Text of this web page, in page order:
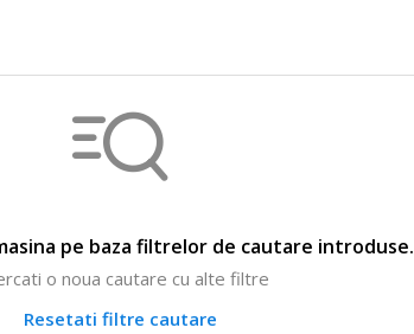
pe baza filtrelor de cautare introduse.
o noua cautare cu alte filtre
Resetati filtre cautare